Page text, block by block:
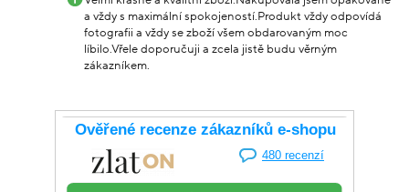
a vždy s maximální spokojeností.Produkt vždy odpovídá
fotografii a vždy se zboží všem obdarovaným moc
líbilo.Vřele doporučuji a zcela jistě budu věrným
zákazníkem.